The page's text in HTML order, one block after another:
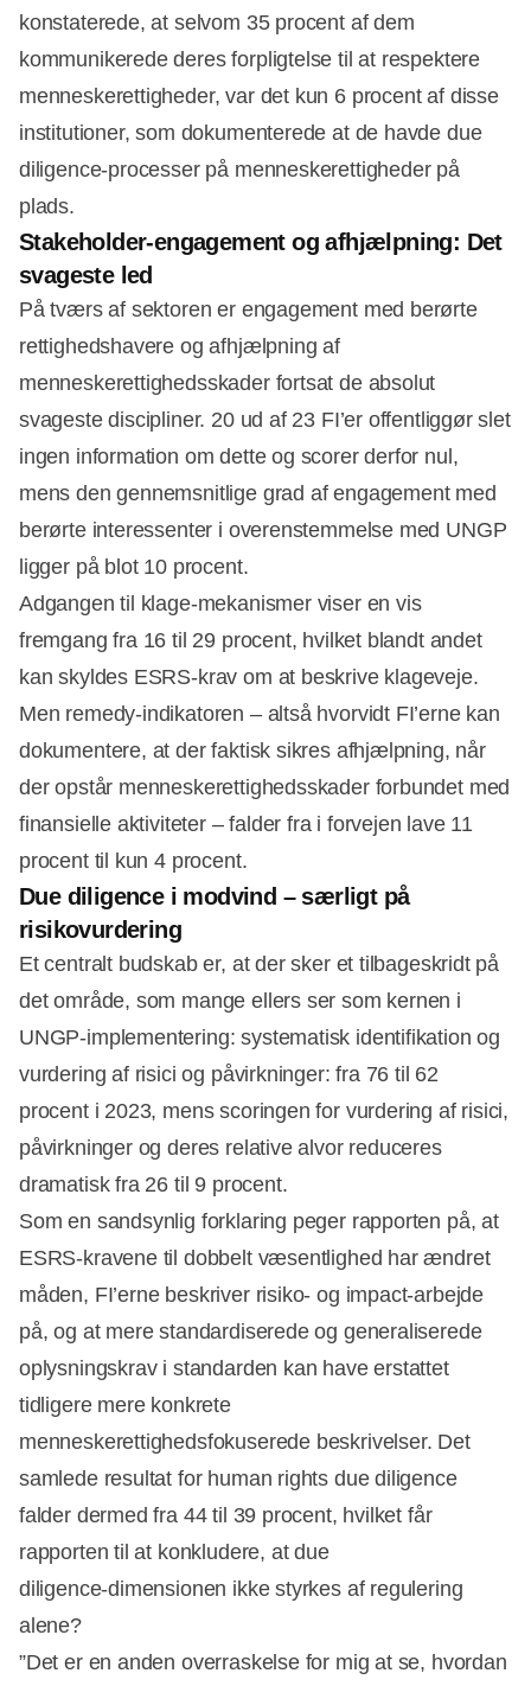
konstaterede, at selvom 35 procent af dem
kommunikerede deres forpligtelse til at respektere
menneskerettigheder, var det kun 6 procent af disse
institutioner, som dokumenterede at de havde due
diligence-processer på menneskerettigheder på
plads.
Stakeholder‑engagement og afhjælpning: Det
svageste led
På tværs af sektoren er engagement med berørte
rettighedshavere og afhjælpning af
menneskerettighedsskader fortsat de absolut
svageste discipliner. 20 ud af 23 FI’er offentliggør slet
ingen information om dette og scorer derfor nul,
mens den gennemsnitlige grad af engagement med
berørte interessenter i overenstemmelse med UNGP
ligger på blot 10 procent.
Adgangen til klage‑mekanismer viser en vis
fremgang fra 16 til 29 procent, hvilket blandt andet
kan skyldes ESRS‑krav om at beskrive klageveje.
Men remedy‑indikatoren – altså hvorvidt FI’erne kan
dokumentere, at der faktisk sikres afhjælpning, når
der opstår menneskerettighedsskader forbundet med
finansielle aktiviteter – falder fra i forvejen lave 11
procent til kun 4 procent.
Due diligence i modvind – særligt på
risikovurdering
Et centralt budskab er, at der sker et tilbageskridt på
det område, som mange ellers ser som kernen i
UNGP‑implementering: systematisk identifikation og
vurdering af risici og påvirkninger: fra 76 til 62
procent i 2023, mens scoringen for vurdering af risici,
påvirkninger og deres relative alvor reduceres
dramatisk fra 26 til 9 procent.
Som en sandsynlig forklaring peger rapporten på, at
ESRS‑kravene til dobbelt væsentlighed har ændret
måden, FI’erne beskriver risiko‑ og impact‑arbejde
på, og at mere standardiserede og generaliserede
oplysningskrav i standarden kan have erstattet
tidligere mere konkrete
menneskerettighedsfokuserede beskrivelser. Det
samlede resultat for human rights due diligence
falder dermed fra 44 til 39 procent, hvilket får
rapporten til at konkludere, at due
diligence‑dimensionen ikke styrkes af regulering
alene?
”Det er en anden overraskelse for mig at se, hvordan